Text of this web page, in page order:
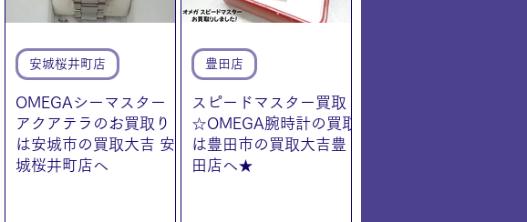
OMEGAシーマスター
アクアテラのお買取り
は安城市の買取大吉 安
城桜井町店へ
安城桜井町店
スピードマスター買取
☆OMEGA腕時計の買取
は豊田市の買取大吉豊
田店へ★
豊田店